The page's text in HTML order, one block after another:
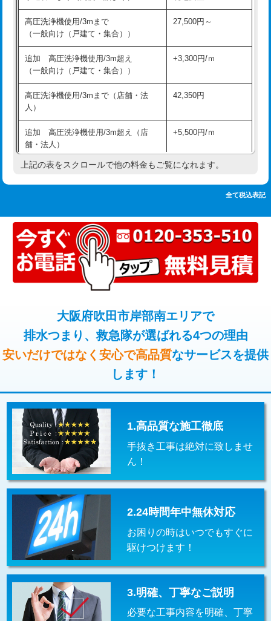
追加人工 16,500円
廃棄・処分 現場見積
※給水管工事は20mmまでの価格です。
持込商品取付（混合水栓）
持込商品取付（浄水器・分岐水栓） 16,500円
業）
排水管工事（追加 排水管工事/3ｍ超
え）
マス交換（土の掘削・埋め戻し作業） 11,000円~
マス交換（深さ50㎝以上） 66,000円
コンクリート斫り（厚さ10㎝まで） 27,500円
コンクリート斫り（厚さ10㎝超え） 38,500円
モルタル補修（厚さ10㎝まで） 27,500円
モルタル補修（厚さ10㎝超え） 38,500円
追加人工 16,500円
高圧洗浄機使用/3mまで
（一般向け（戸建て・集合））
27,500円～
追加 高圧洗浄機使用/3m超え
（一般向け（戸建て・集合））
+3,300円/ｍ
高圧洗浄機使用/3mまで（店舗・法
人）
42,350円
追加 高圧洗浄機使用/3m超え（店
舗・法人）
+5,500円/ｍ
高度高圧洗浄換 現地調査
トーラー機使用/3mまで 33,000円
追加トーラー機使用/3m超え +3,300円
カメラ調査 33,000円
止水・漏水調査・防水処理・清掃・修
理・調整・分解・加工など（軽作業）
11,000円
止水・漏水調査・防水処理・清掃・修
理・調整・分解・加工など（中作業）
22,000円
止水・漏水調査・防水処理・清掃・修
理・調整・分解・加工など（重作業）
33,000円
その他部品の脱着 8,800円～
交換・取付（タンク） 22,000円+材料費
交換・取付(単水栓（壁付・デッキ
式）)
13,200円+材料費
交換・取付(混合水栓（壁付・デッキ
式・ワンホール）)
16,500円+材料費
交換・取付(排水栓・排水トラップ
（P/S/ポップアップ））
22,000円+材料費
交換・取付（その他部品） 11,000円+材料費
持込商品取付（単水栓） 13,200円
上記の表をスクロールで他の料金もご覧になれます。
全て税込表記
大阪府吹田市岸部南エリアで
排水つまり、救急隊が選ばれる4つの理由
安いだけではなく安心で高品質なサービスを提供
します！
1.高品質な施工徹底
手抜き工事は絶対に致しませ
ん！
2.24時間年中無休対応
お困りの時はいつでもすぐに
駆けつけます！
3.明確、丁寧なご説明
必要な工事内容を明確、丁寧